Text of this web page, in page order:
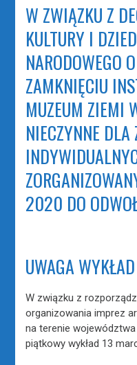
W ZWIĄZKU Z
KULTURY I
NARODOWEGO
ZAMKNIĘCIU
MUZEUM ZIEMI
NIECZYNNE
2020 DO
UWAGA
W związku z
organizowania imprez
na terenie
piątkowy wykład 13